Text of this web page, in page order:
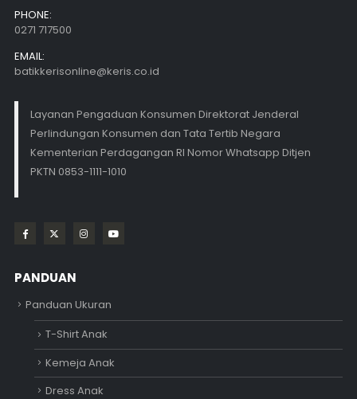
PHONE:
0271 717500
EMAIL:
batikkerisonline@keris.co.id
Layanan Pengaduan Konsumen Direktorat Jenderal
Perlindungan Konsumen dan Tata Tertib Negara
Kementerian Perdagangan RI Nomor Whatsapp Ditjen
PKTN 0853-1111-1010
PANDUAN
Panduan Ukuran
T-Shirt Anak
Kemeja Anak
Dress Anak